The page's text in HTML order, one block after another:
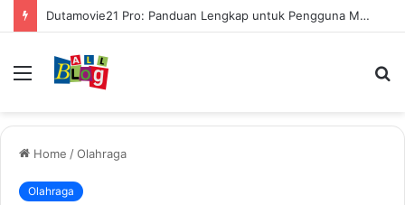
Dutamovie21 Pro: Panduan Lengkap untuk Pengguna Modern
Menu
Home /Olahraga
Olahraga